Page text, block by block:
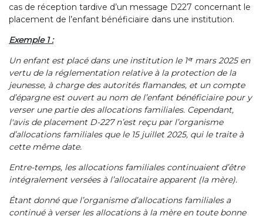
cas de réception tardive d’un message D227 concernant le
placement de l’enfant bénéficiaire dans une institution.
Exemple 1 :
Un enfant est placé dans une institution le 1ᵉʳ mars 2025 en
vertu de la réglementation relative à la protection de la
jeunesse, à charge des autorités flamandes, et un compte
d’épargne est ouvert au nom de l’enfant bénéficiaire pour y
verser une partie des allocations familiales. Cependant,
l'avis de placement D-227 n’est reçu par l’organisme
d’allocations familiales que le 15 juillet 2025, qui le traite à
cette même date.
Entre-temps, les allocations familiales continuaient d’être
intégralement versées à l’allocataire apparent (la mère).
Étant donné que l’organisme d’allocations familiales a
continué à verser les allocations à la mère en toute bonne